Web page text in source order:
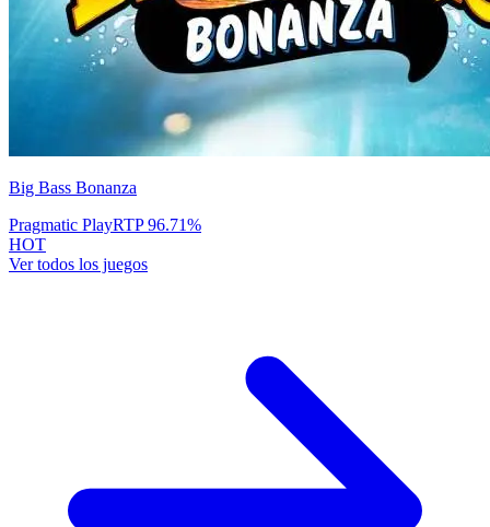
Big Bass Bonanza
Pragmatic PlayRTP96.71%
HOT
Ver todos los juegos